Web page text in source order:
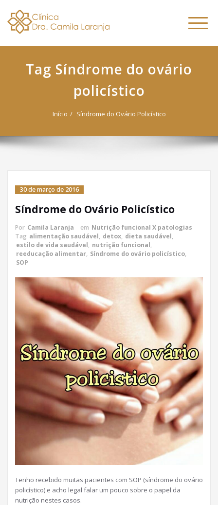
content
Laranja
Especialista em Fitoterapia
Tag Síndrome do ovário
policístico
Início Síndrome do Ovário Policístico
30 de março de 2016
Síndrome do Ovário Policístico
Por Camila Laranja em Nutrição funcional X patologias
Tag alimentação saudável, detox, dieta saudável,
estilo de vida saudável, nutrição funcional,
reeducação alimentar, Síndrome do ovário policístico,
SOP
Tenho recebido muitas pacientes com SOP (síndrome do ovário
policístico) e acho legal falar um pouco sobre o papel da
nutrição nestes casos.